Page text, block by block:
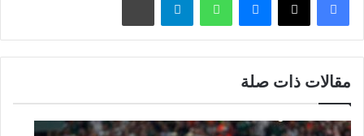
مقالات ذات صلة